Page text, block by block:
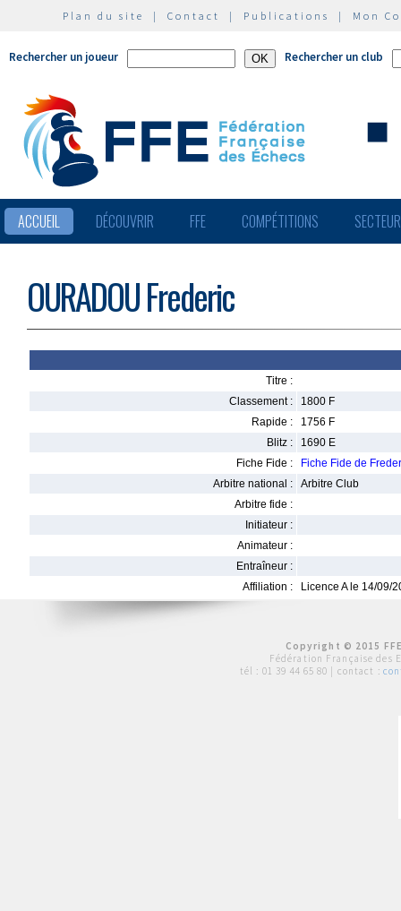
Plan du site | Contact | Publications | Mon
Rechercher un joueur Rechercher un club
ACCUEIL DÉCOUVRIR FFE COMPÉTITIONS
OURADOU Frederic
Titre :
Classement :
1800 F
Rapide :
1756 F
Blitz :
1690 E
Fiche Fide :
Fiche Fide de
Arbitre national :
Arbitre Club
Arbitre fide :
Initiateur :
Animateur :
Entraîneur :
Affiliation :
Licence A le 14/09/
Copyright © 2015
Fédération Française des
tél : 01 39 44 65 80 | contact :